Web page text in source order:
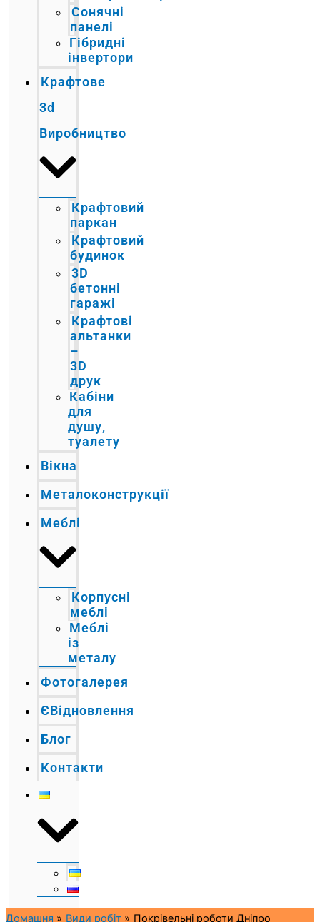
Сонячні
панелі
Гібридні
інвертори
Крафтове
3d
Виробництво
Крафтовий
паркан
Крафтовий
будинок
3D
бетонні
гаражі
Крафтові
альтанки
–
3D
друк
Кабіни
для
душу,
туалету
Вікна
Металоконструкції
Меблі
Корпусні
меблі
Меблі
із
металу
Фотогалерея
ЄВідновлення
Блог
Контакти
Домашня Види робіт Покрівельні роботи Дніпро